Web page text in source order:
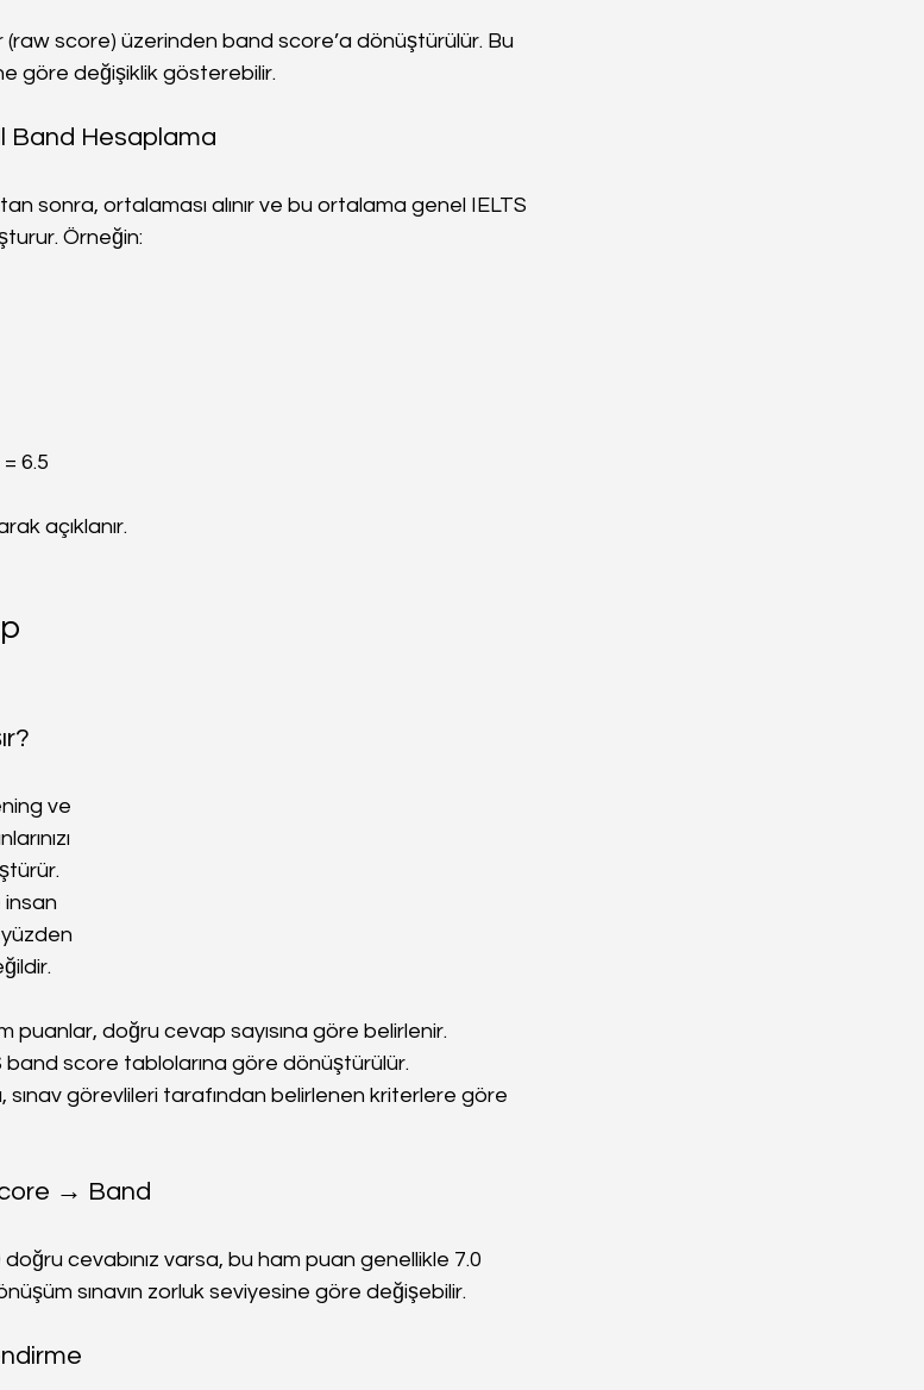
(raw score) üzerinden band score’a dönüştürülür. Bu
göre değişiklik gösterebilir.
Band Hesaplama
sonra, ortalaması alınır ve bu ortalama genel IELTS
Örneğin:
6.5
açıklanır.
ve
insan
puanlar, doğru cevap sayısına göre belirlenir.
band score tablolarına göre dönüştürülür.
sınav görevlileri tarafından belirlenen kriterlere göre
→ Band
cevabınız varsa, bu ham puan genellikle 7.0
sınavın zorluk seviyesine göre değişebilir.